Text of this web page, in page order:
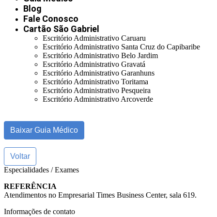
Blog
Fale Conosco
Cartão São Gabriel
Escritório Administrativo Caruaru
Escritório Administrativo Santa Cruz do Capibaribe
Escritório Administrativo Belo Jardim
Escritório Administrativo Gravatá
Escritório Administrativo Garanhuns
Escritório Administrativo Toritama
Escritório Administrativo Pesqueira
Escritório Administrativo Arcoverde
Baixar Guia Médico
Voltar
Especialidades / Exames
REFERÊNCIA
Atendimentos no Empresarial Times Business Center, sala 619.
Informações de contato